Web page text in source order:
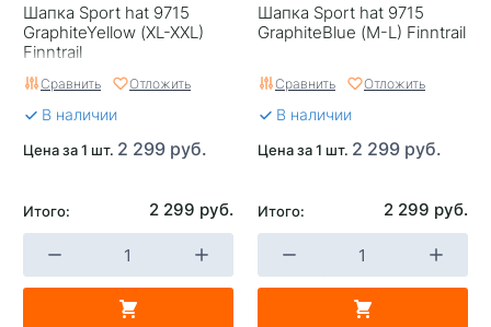
Шапка Sport hat 9715
GraphiteYellow (XL-XXL)
Finntrail
Сравнить Отложить
В наличии
Цена за 1 шт. 2 299 руб.
Итого: 2 299 руб.
Шапка Sport hat 9715
GraphiteBlue (M-L) Finntrail
Сравнить Отложить
В наличии
Цена за 1 шт. 2 299 руб.
Итого: 2 299 руб.